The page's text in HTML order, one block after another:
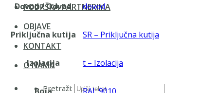
PODRŠKA PARTNERIMA
OBJAVE
KONTAKT
O NAMA
Pretraži:
Dovod / Odvod dovod
Priključna kutija SR – Priključna kutija
Izolacija t – Izolacija